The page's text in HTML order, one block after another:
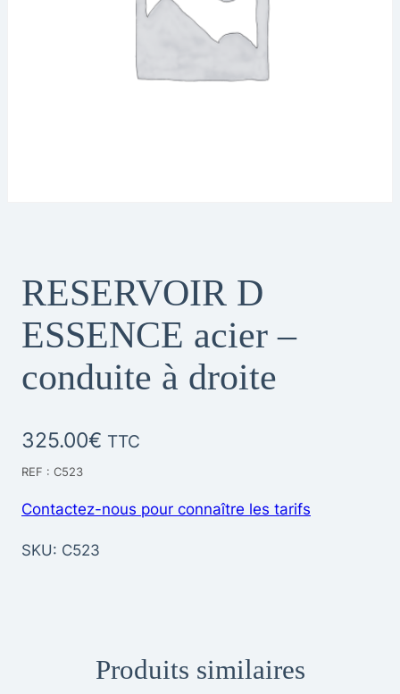
RESERVOIR D
ESSENCE acier –
conduite à droite
325.00€ TTC
REF : C523
Contactez-nous pour connaître les tarifs
SKU: C523
Produits similaires